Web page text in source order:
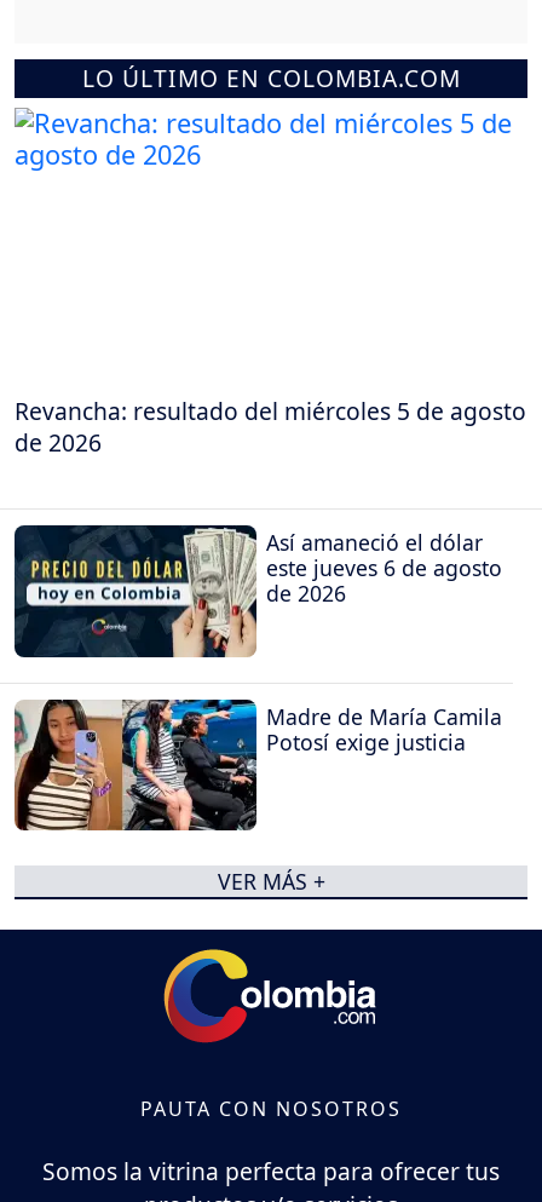
LO ÚLTIMO EN COLOMBIA.COM
Revancha: resultado del miércoles 5 de agosto
de 2026
Así amaneció el dólar
este jueves 6 de agosto
de 2026
Madre de María Camila
Potosí exige justicia
VER MÁS +
PAUTA CON NOSOTROS
Somos la vitrina perfecta para ofrecer tus